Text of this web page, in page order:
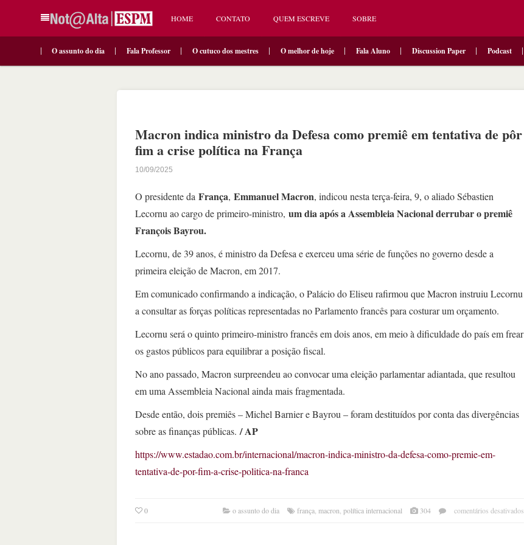
HOME CONTATO QUEM ESCREVE SOBRE
O assunto do dia Fala Professor O cutuco dos mestres O melhor de hoje Fala Aluno Discussion Paper Podcast
Macron indica ministro da Defesa como premiê em tentativa de pôr
fim a crise política na França
10/09/2025
O presidente da França, Emmanuel Macron, indicou nesta terça-feira, 9, o aliado Sébastien
Lecornu ao cargo de primeiro-ministro, um dia após a Assembleia Nacional derrubar o premiê
François Bayrou.
Lecornu, de 39 anos, é ministro da Defesa e exerceu uma série de funções no governo desde a
primeira eleição de Macron, em 2017.
Em comunicado confirmando a indicação, o Palácio do Eliseu rafirmou que Macron instruiu Lecornu
a consultar as forças políticas representadas no Parlamento francês para costurar um orçamento.
Lecornu será o quinto primeiro-ministro francês em dois anos, em meio à dificuldade do país em frear
os gastos públicos para equilibrar a posição fiscal.
No ano passado, Macron surpreendeu ao convocar uma eleição parlamentar adiantada, que resultou
em uma Assembleia Nacional ainda mais fragmentada.
Desde então, dois premiês – Michel Barnier e Bayrou – foram destituídos por conta das divergências
sobre as finanças públicas. / AP
https://www.estadao.com.br/internacional/macron-indica-ministro-da-defesa-como-premie-em-
tentativa-de-por-fim-a-crise-politica-na-franca
0 o assunto do dia frança macron política internacional 304 comentários desativados